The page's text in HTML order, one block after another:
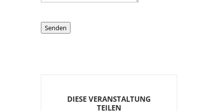
Senden
DIESE VERANSTALTUNG
TEILEN